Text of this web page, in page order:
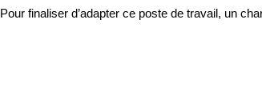
Pour finaliser d’adapter ce poste de travail, un